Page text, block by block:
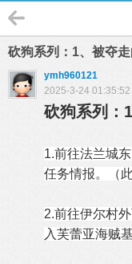
砍狗系列：1、被夺
ymh960121
2025-3-24 01:35:52
砍狗系列：
1.前往法兰城
任务情报。（
2.前往伊尔村
入芙蕾亚海贼基